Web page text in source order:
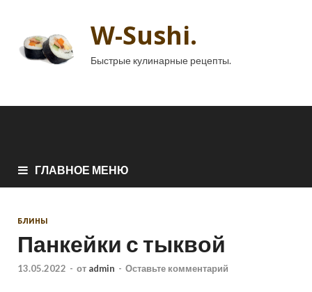
W-Sushi.
Быстрые кулинарные рецепты.
ГЛАВНОЕ МЕНЮ
БЛИНЫ
Панкейки с тыквой
13.05.2022 - от admin - Оставьте комментарий